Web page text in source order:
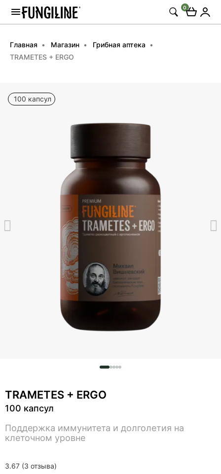
0
Главная Магазин
Грибная аптека
TRAMETES + ERGO
100 капсул
3.67 (3 отзыва)
TRAMETES + ERGO
100 капсул
Поддержка иммунитета и долголетия на
клеточном уровне